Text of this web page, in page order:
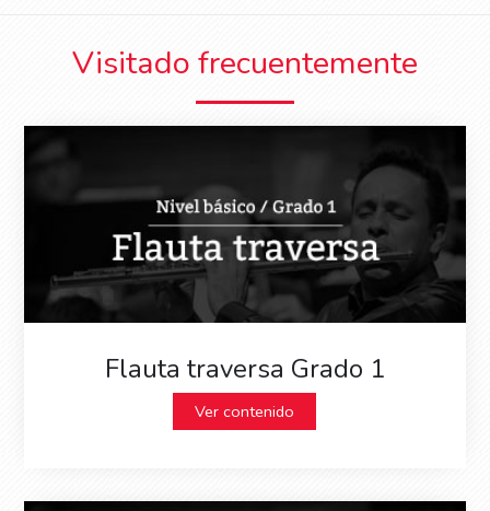
Visitado frecuentemente
Flauta traversa Grado 1
Ver contenido